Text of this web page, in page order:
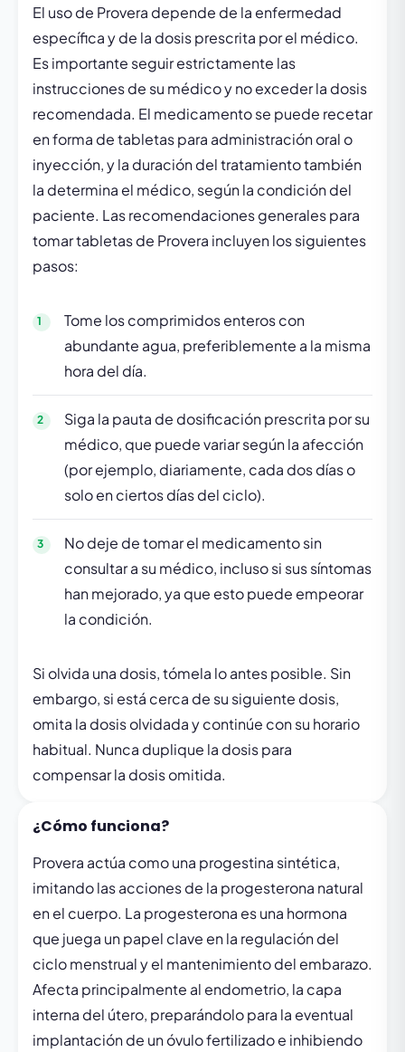
El uso de Provera depende de la enfermedad
específica y de la dosis prescrita por el médico.
Es importante seguir estrictamente las
instrucciones de su médico y no exceder la dosis
recomendada. El medicamento se puede recetar
en forma de tabletas para administración oral o
inyección, y la duración del tratamiento también
la determina el médico, según la condición del
paciente. Las recomendaciones generales para
tomar tabletas de Provera incluyen los siguientes
pasos:
Tome los comprimidos enteros con
abundante agua, preferiblemente a la misma
hora del día.
Siga la pauta de dosificación prescrita por su
médico, que puede variar según la afección
(por ejemplo, diariamente, cada dos días o
solo en ciertos días del ciclo).
No deje de tomar el medicamento sin
consultar a su médico, incluso si sus síntomas
han mejorado, ya que esto puede empeorar
la condición.
Si olvida una dosis, tómela lo antes posible. Sin
embargo, si está cerca de su siguiente dosis,
omita la dosis olvidada y continúe con su horario
habitual. Nunca duplique la dosis para
compensar la dosis omitida.
¿Cómo funciona?
Provera actúa como una progestina sintética,
imitando las acciones de la progesterona natural
en el cuerpo. La progesterona es una hormona
que juega un papel clave en la regulación del
ciclo menstrual y el mantenimiento del embarazo.
Afecta principalmente al endometrio, la capa
interna del útero, preparándolo para la eventual
implantación de un óvulo fertilizado e inhibiendo